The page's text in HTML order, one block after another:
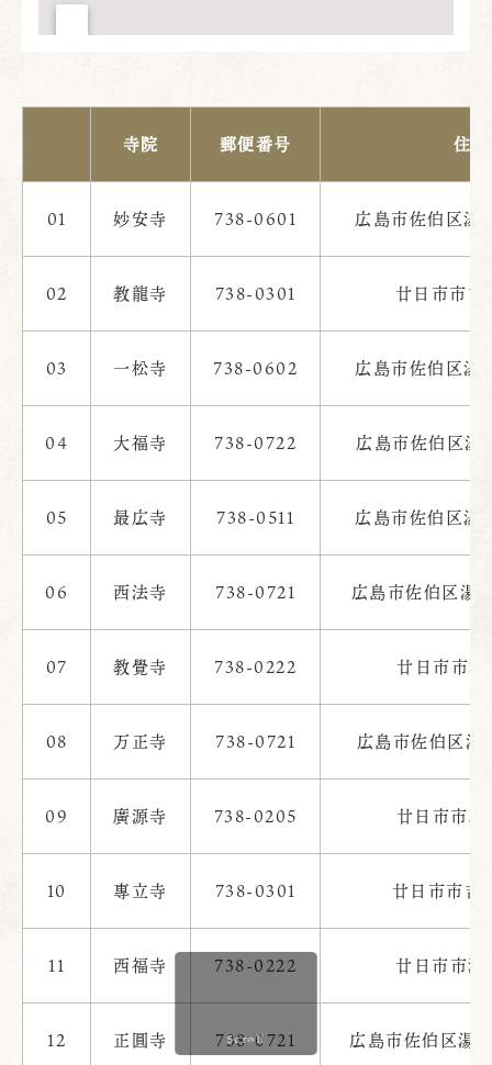
寺院 郵便番号 住所
01 妙安寺 738-0601 広島市佐伯区湯
02 教龍寺 738-0301 廿日市市
03 一松寺 738-0602 広島市佐伯区湯
04 大福寺 738-0722 広島市佐伯区湯
05 最広寺 738-0511 広島市佐伯区湯
06 西法寺 738-0721 広島市佐伯区湯
07 教覺寺 738-0222 廿日市市
08 万正寺 738-0721 広島市佐伯区湯
09 廣源寺 738-0205 廿日市市
10 專立寺 738-0301 廿日市市吉
11 西福寺 738-0222 廿日市市
12 正圓寺 738-0721 広島市佐伯区湯